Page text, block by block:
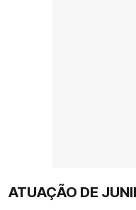
ATUAÇÃO DE